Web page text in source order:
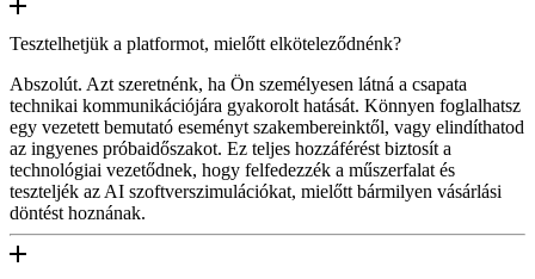
Tesztelhetjük a platformot, mielőtt elköteleződnénk?
Abszolút. Azt szeretnénk, ha Ön személyesen látná a csapata
technikai kommunikációjára gyakorolt hatását. Könnyen foglalhatsz
egy vezetett bemutató eseményt szakembereinktől, vagy elindíthatod
az ingyenes próbaidőszakot. Ez teljes hozzáférést biztosít a
technológiai vezetődnek, hogy felfedezzék a műszerfalat és
teszteljék az AI szoftverszimulációkat, mielőtt bármilyen vásárlási
döntést hoznának.